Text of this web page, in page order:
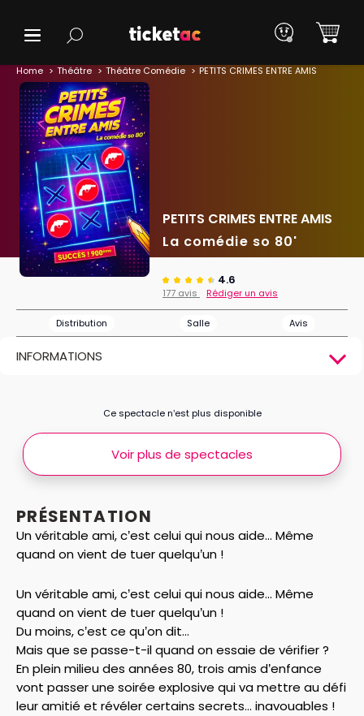
Home Théâtre Théâtre Comédie PETITS CRIMES ENTRE AMIS
PETITS CRIMES ENTRE AMIS
La comédie so 80'
4.6
177 avis Rédiger un avis
Distribution Salle Avis
INFORMATIONS
PRÉSENTATION
Un véritable ami, c’est celui qui nous aide... Même
quand on vient de tuer quelqu’un !
Un véritable ami, c’est celui qui nous aide... Même
quand on vient de tuer quelqu’un !
Du moins, c’est ce qu’on dit...
Mais que se passe-t-il quand on essaie de vérifier ?
En plein milieu des années 80, trois amis d’enfance
vont passer une soirée explosive qui va mettre au défi
leur amitié et révéler certains secrets... inavouables !
Ce spectacle n’est plus disponible
Voir plus de spectacles